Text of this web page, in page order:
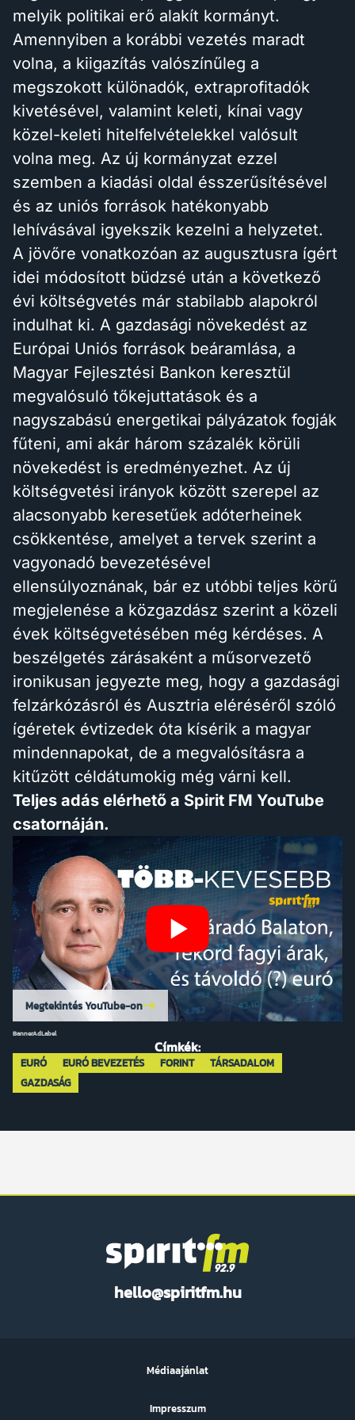
melyik politikai erő alakít kormányt.
Amennyiben a korábbi vezetés maradt
volna, a kiigazítás valószínűleg a
megszokott különadók, extraprofitadók
kivetésével, valamint keleti, kínai vagy
közel-keleti hitelfelvételekkel valósult
volna meg. Az új kormányzat ezzel
szemben a kiadási oldal ésszerűsítésével
és az uniós források hatékonyabb
lehívásával igyekszik kezelni a helyzetet.
A jövőre vonatkozóan az augusztusra ígért
idei módosított büdzsé után a következő
évi költségvetés már stabilabb alapokról
indulhat ki. A gazdasági növekedést az
Európai Uniós források beáramlása, a
Magyar Fejlesztési Bankon keresztül
megvalósuló tőkejuttatások és a
nagyszabású energetikai pályázatok fogják
fűteni, ami akár három százalék körüli
növekedést is eredményezhet. Az új
költségvetési irányok között szerepel az
alacsonyabb keresetűek adóterheinek
csökkentése, amelyet a tervek szerint a
vagyonadó bevezetésével
ellensúlyoznának, bár ez utóbbi teljes körű
megjelenése a közgazdász szerint a közeli
évek költségvetésében még kérdéses. A
beszélgetés zárásaként a műsorvezető
ironikusan jegyezte meg, hogy a gazdasági
felzárkózásról és Ausztria eléréséről szóló
ígéretek évtizedek óta kísérik a magyar
mindennapokat, de a megvalósításra a
kitűzött céldátumokig még várni kell.
Teljes adás elérhető a Spirit FM YouTube
csatornáján.
Megtekintés YouTube-on
BannerAdLabel
Címkék:
EURÓ EURÓ BEVEZETÉS FORINT
TÁRSADALOM
GAZDASÁG
hello@spiritfm.hu
FM
Médiaajánlat
Impresszum